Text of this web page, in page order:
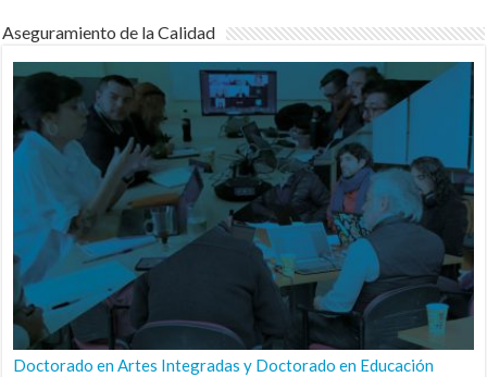
Aseguramiento de la Calidad
Doctorado en Artes Integradas y Doctorado en Educación